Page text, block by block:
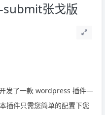
submit张戈版
发了一款 wordpress 插件—
插件只需您简单的配置下您